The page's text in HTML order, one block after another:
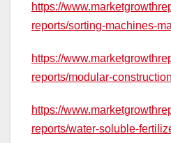
https://
reports/sorting-machines-
https://
reports/modular-
https://
reports/water-soluble-